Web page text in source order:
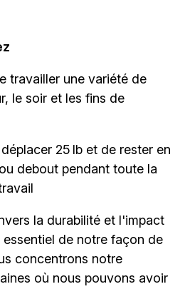
travailler une variété de
le soir et les fins de
25 lb et de rester en
debout pendant toute la
la durabilité et l'impact
de notre façon de
concentrons notre
où nous pouvons avoir